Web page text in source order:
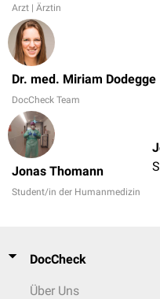
Arzt | Ärztin
Dr. med. Miriam Dodegge
DocCheck Team
Jonas Thomann
Student/in der Humanmedizin
DocCheck
Über Uns